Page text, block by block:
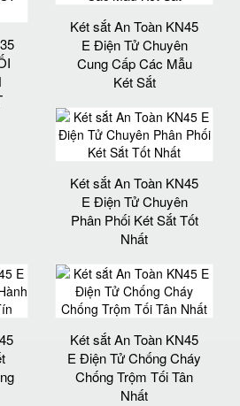
Két sắt An Toàn KN45
E Điện Tử Chuyên
Cung Cấp Các Mẫu
Két Sắt
Két sắt An Toàn KN45
E Điện Tử Chuyên
Phân Phối Két Sắt Tốt
Nhất
Két sắt An Toàn KN45
E Điện Tử Chống Cháy
Chống Trộm Tối Tân
Nhất